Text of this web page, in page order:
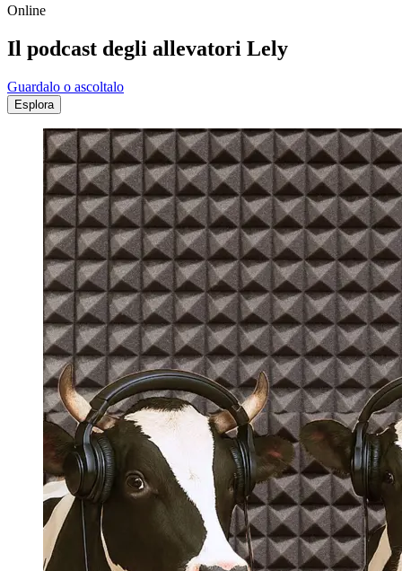
Online
Il podcast degli allevatori Lely
Guardalo o ascoltalo
Esplora